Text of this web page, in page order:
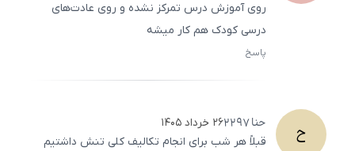
روی آموزش درس تمرکز نشده و روی عادت‌های
درسی کودک هم کار میشه
پاسخ
ح حنا2297۲۶ خرداد ۱۴۰۵
قبلاً هر شب برای انجام تکالیف کلی تنش داشتیم